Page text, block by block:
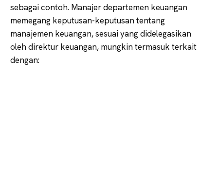
sebagai contoh. Manajer departemen keuangan
memegang keputusan-keputusan tentang
manajemen keuangan, sesuai yang didelegasikan
oleh direktur keuangan, mungkin termasuk terkait
dengan: